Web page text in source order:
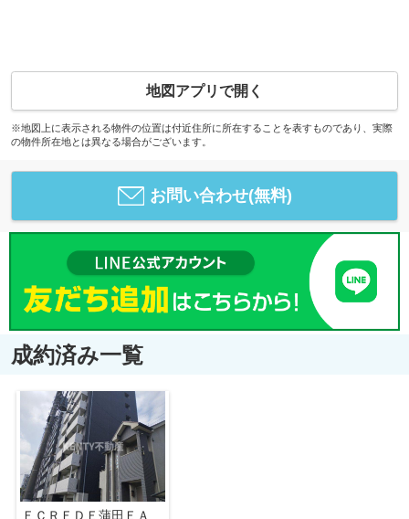
地図アプリで開く
※地図上に表示される物件の位置は付近住所に所在することを表すものであり、実際
の物件所在地とは異なる場合がございます。
お問い合わせ(無料)
成約済み一覧